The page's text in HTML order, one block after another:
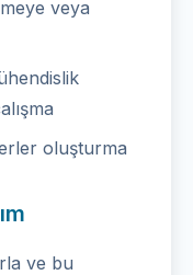
veya
oluşturma
ve bu